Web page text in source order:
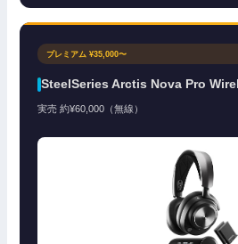
プレミアム ¥35,000〜
SteelSeries Arctis Nova Pro
実売 約¥60,000（無線）